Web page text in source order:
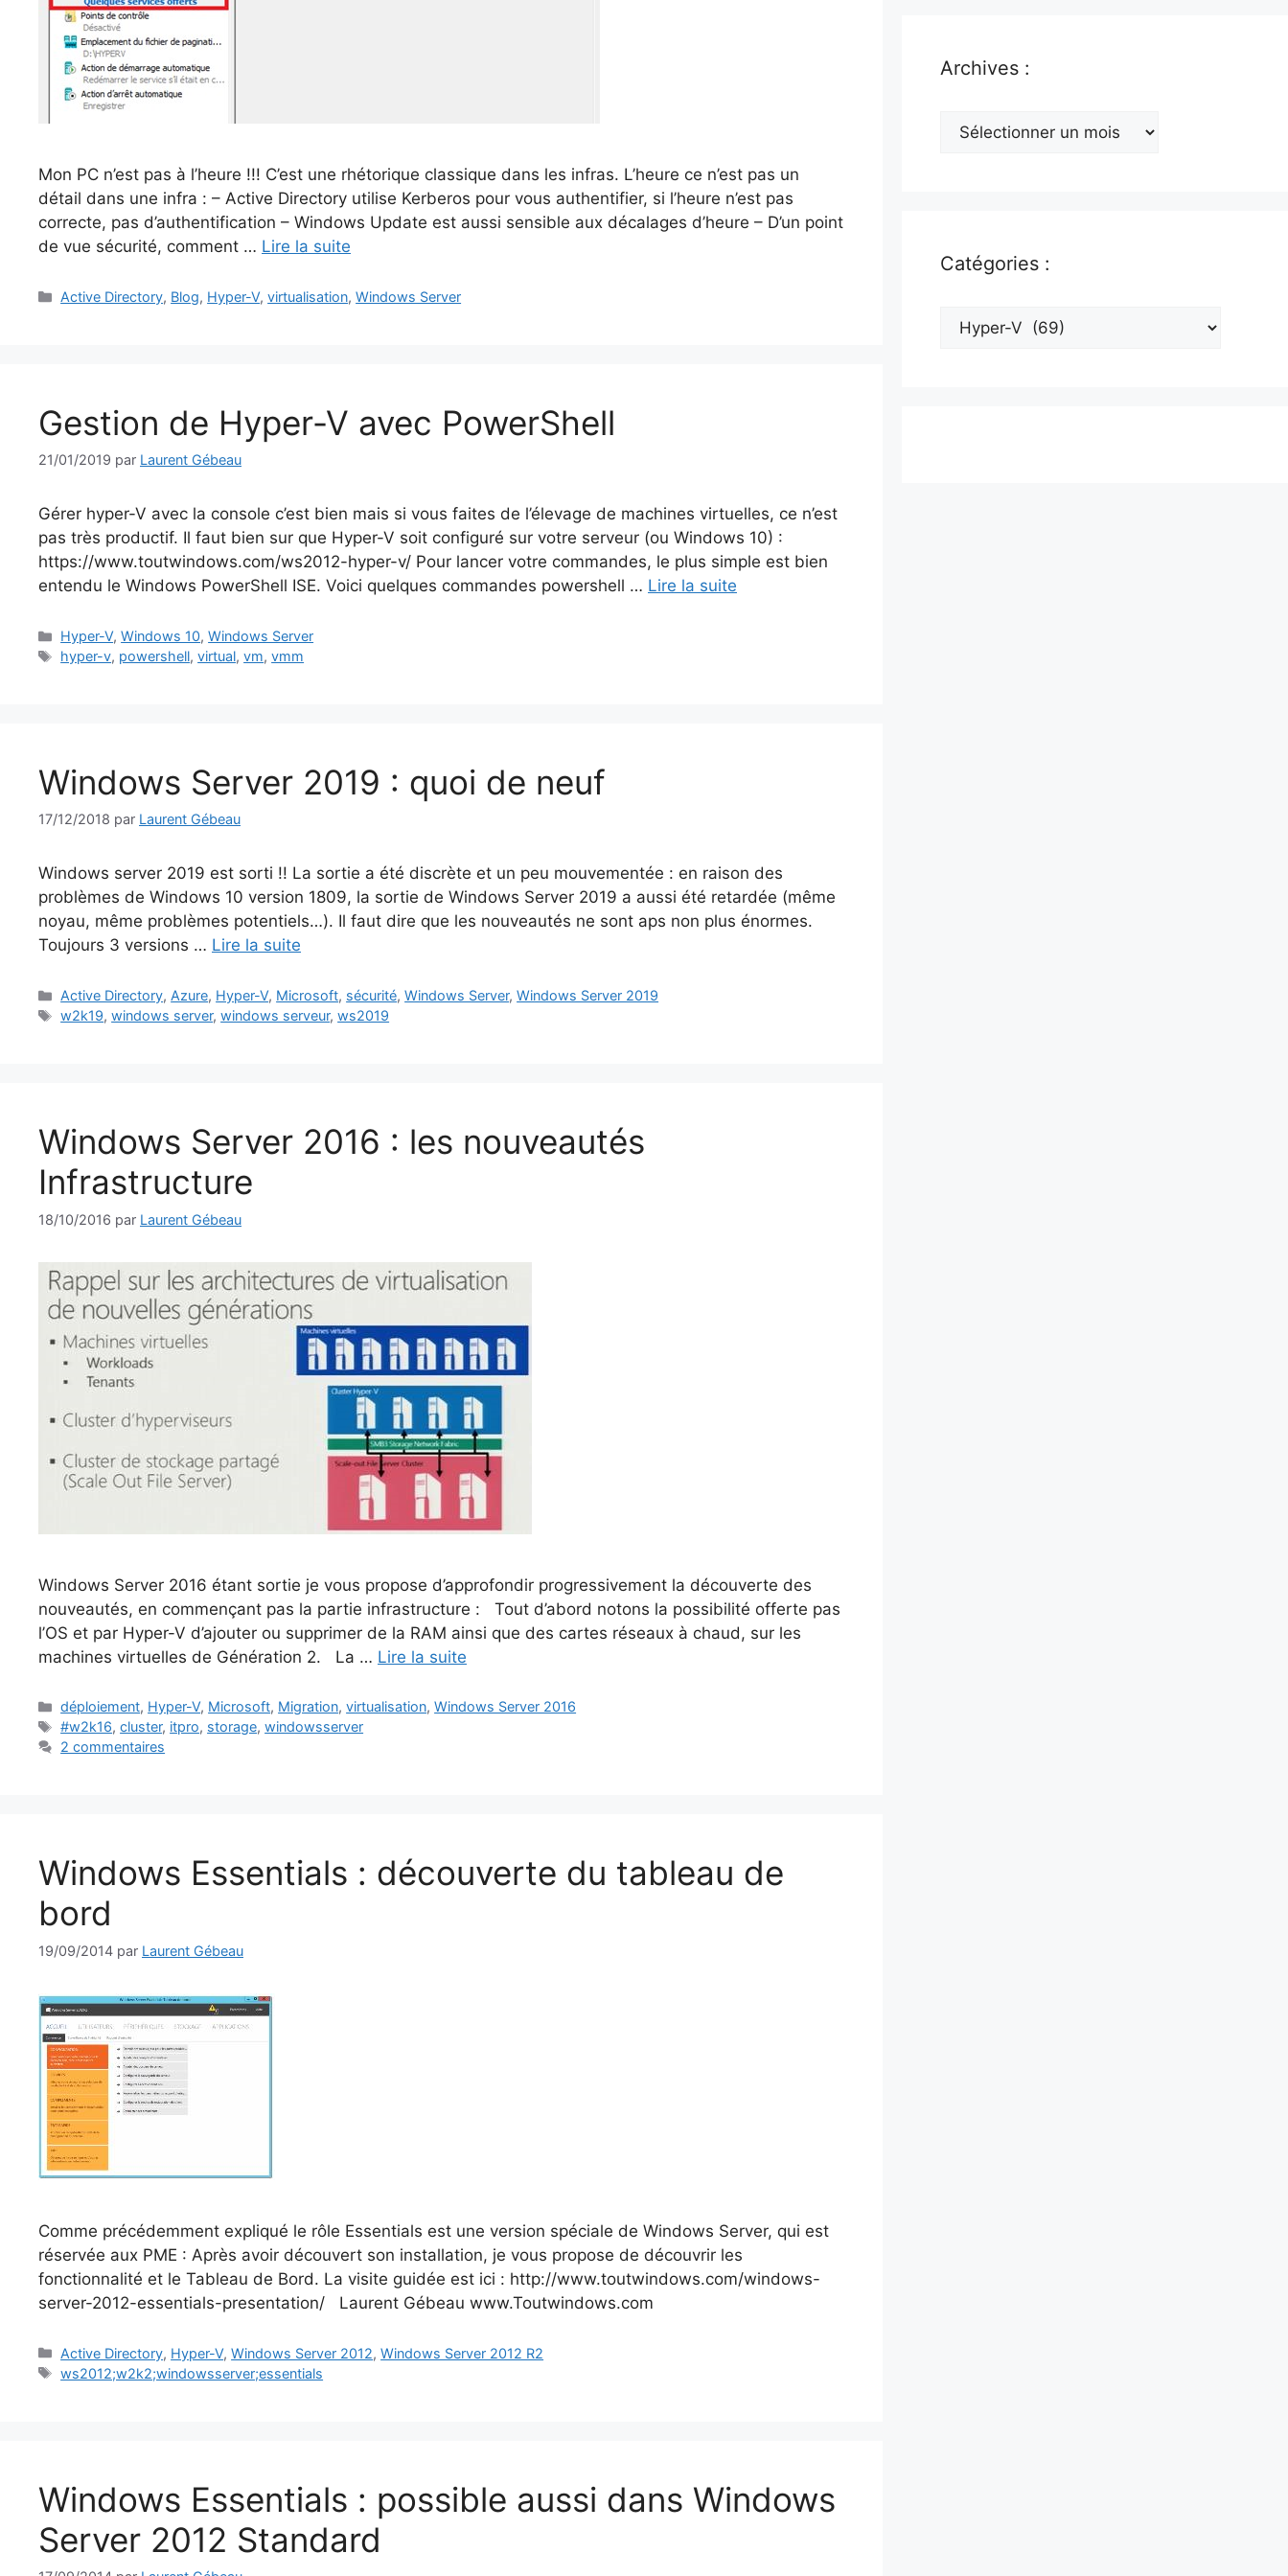
Mon PC n’est pas à l’heure !!! C’est une rhétorique classique dans les infras. L’heure ce n’est pas un
détail dans une infra : – Active Directory utilise Kerberos pour vous authentifier, si l’heure n’est pas
correcte, pas d’authentification – Windows Update est aussi sensible aux décalages d’heure – D’un point
de vue sécurité, comment … Lire la suite
Catégories
Active Directory, Blog, Hyper-V,virtualisation,Windows Server
Gestion de Hyper-V avec PowerShell
21/01/2019 par Laurent Gébeau
Gérer hyper-V avec la console c’est bien mais si vous faites de l’élevage de machines virtuelles, ce n’est
pas très productif. Il faut bien sur que Hyper-V soit configuré sur votre serveur (ou Windows 10) :
https://www.toutwindows.com/ws2012-hyper-v/ Pour lancer votre commandes, le plus simple est bien
entendu le Windows PowerShell ISE. Voici quelques commandes powershell … Lire la suite
Catégories
Hyper-V,Windows 10,Windows Server
Étiquettes
hyper-v, powershell,virtual,vm,vmm
Windows Server 2019 : quoi de neuf
17/12/2018 par Laurent Gébeau
Windows server 2019 est sorti !! La sortie a été discrète et un peu mouvementée : en raison des
problèmes de Windows 10 version 1809, la sortie de Windows Server 2019 a aussi été retardée (même
noyau, même problèmes potentiels…). Il faut dire que les nouveautés ne sont aps non plus énormes.
Toujours 3 versions … Lire la suite
Catégories
Active Directory, Azure, Hyper-V, Microsoft, sécurité,Windows Server,Windows Server 2019
Étiquettes
w2k19,windows server,windows serveur,ws2019
Windows Server 2016 : les nouveautés
Infrastructure
18/10/2016 par Laurent Gébeau
Windows Server 2016 étant sortie je vous propose d’approfondir progressivement la découverte des
nouveautés, en commençant pas la partie infrastructure : Tout d’abord notons la possibilité offerte pas
l’OS et par Hyper-V d’ajouter ou supprimer de la RAM ainsi que des cartes réseaux à chaud, sur les
machines virtuelles de Génération 2. La … Lire la suite
Catégories
déploiement, Hyper-V, Microsoft, Migration,virtualisation,Windows Server 2016
Étiquettes
#w2k16,cluster, itpro, storage,windowsserver
2 commentaires
Windows Essentials : découverte du tableau de
bord
19/09/2014 par Laurent Gébeau
Comme précédemment expliqué le rôle Essentials est une version spéciale de Windows Server, qui est
réservée aux PME : Après avoir découvert son installation, je vous propose de découvrir les
fonctionnalité et le Tableau de Bord. La visite guidée est ici : http://www.toutwindows.com/windows-
server-2012-essentials-presentation/ Laurent Gébeau www.Toutwindows.com
Catégories
Active Directory, Hyper-V,Windows Server 2012,Windows Server 2012 R2
Étiquettes
ws2012;w2k2;windowsserver;essentials
Windows Essentials : possible aussi dans Windows
Server 2012 Standard
Archives :
Archives
Catégories :
Catégories